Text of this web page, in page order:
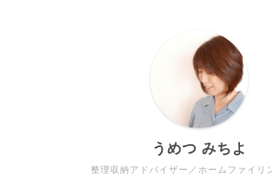
整理収納アドバイザー／ホームファイリ
うめつ みちよ